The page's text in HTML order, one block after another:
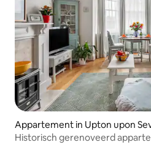
Appartement in Upton upon
Historisch gerenoveerd